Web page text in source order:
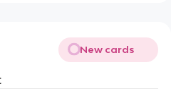
New cards